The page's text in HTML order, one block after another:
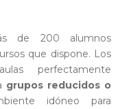
de 200 alumnos
que dispone. Los
perfectamente
grupos reducidos o
idóneo para